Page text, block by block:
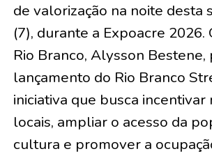
de valorização na noite desta
(7), durante a Expoacre
Rio Branco, Alysson
lançamento do Rio Branco
iniciativa que busca incentivar
locais, ampliar o acesso da
cultura e promover a